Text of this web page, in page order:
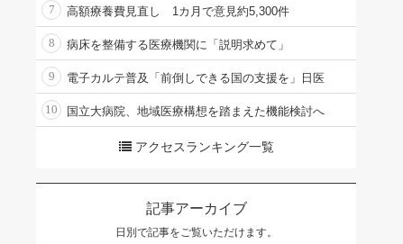
7 高額療養費見直し 1カ月で意見約5,300件
8 病床を整備する医療機関に「説明求めて」
9 電子カルテ普及「前倒しできる国の支援を」日医
10 国立大病院、地域医療構想を踏まえた機能検討へ
アクセスランキング一覧
記事アーカイブ
日別で記事をご覧いただけます。